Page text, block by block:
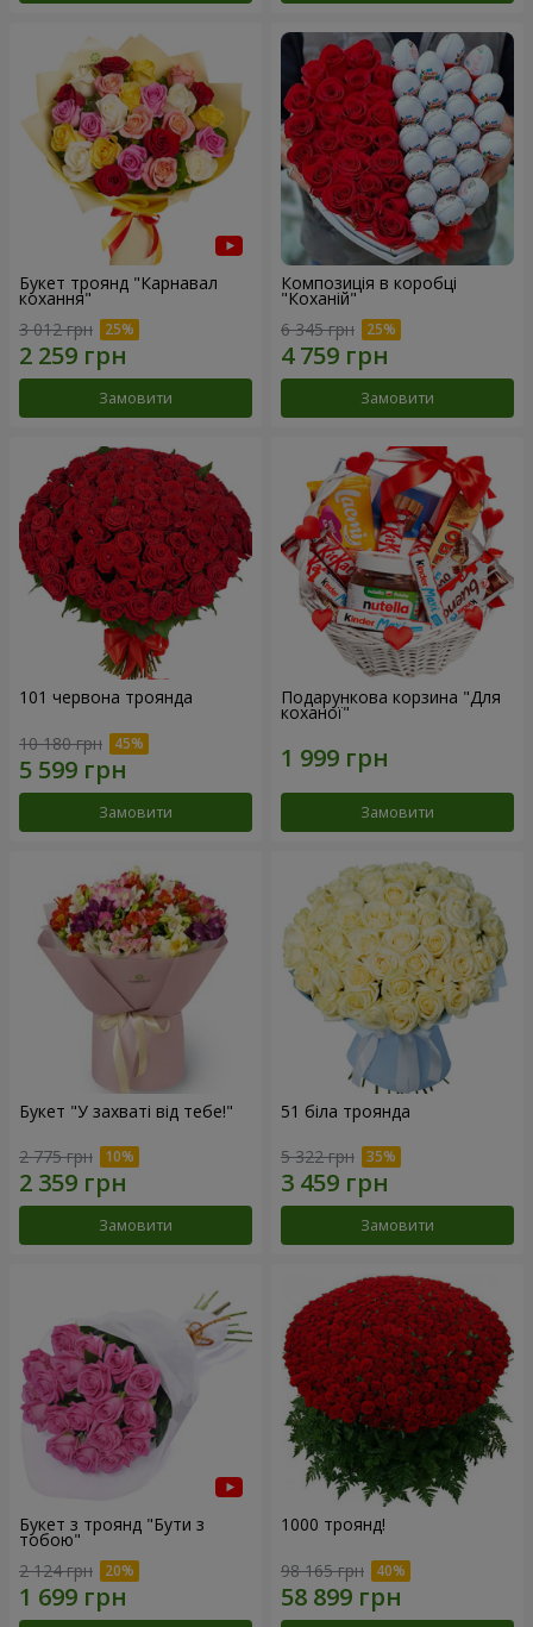
Букет троянд "Карнавал
кохання"
3 012 грн
Замовити
Композиція в коробці
"Коханій"
6 345 грн
Замовити
101 червона троянда
10 180 грн
Замовити
Подарункова корзина "Для
коханої"
Замовити
Букет "У захваті від тебе!"
2 775 грн
Замовити
51 біла троянда
5 322 грн
Замовити
Букет з троянд "Бути з
тобою"
2 124 грн
1000 троянд!
98 165 грн